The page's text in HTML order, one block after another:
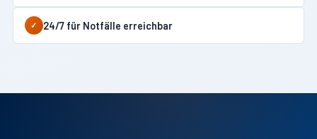
✓ 24/7 für Notfälle erreichbar